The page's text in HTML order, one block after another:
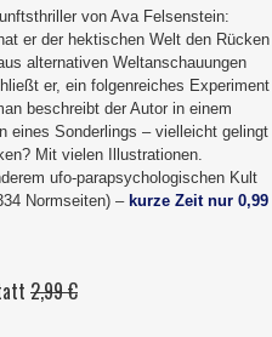
von Ava Felsenstein:
er der hektischen Welt den Rücken
alternativen Weltanschauungen
er, ein folgenreiches Experiment
beschreibt der Autor in einem
eines Sonderlings – vielleicht gelingt
Mit vielen Illustrationen.
ufo-parapsychologischen Kult
Normseiten) – kurze Zeit nur 0,99
2,99 €